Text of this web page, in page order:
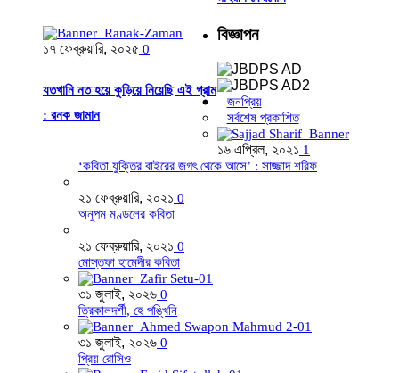
১৭ ফেব্রুয়ারি, ২০২৫ 0
যতখানি নত হয়ে কুড়িয়ে নিয়েছি এই গ্রাম
: রনক জামান
বিজ্ঞাপন
জনপ্রিয়
সর্বশেষ প্রকাশিত
১৬ এপ্রিল, ২০২১ 1
‘কবিতা যুক্তির বাইরের জগৎ থেকে আসে’ : সাজ্জাদ শরিফ
২১ ফেব্রুয়ারি, ২০২১ 0
অনুপম মণ্ডলের কবিতা
২১ ফেব্রুয়ারি, ২০২১ 0
মোস্তফা হামেদীর কবিতা
৩১ জুলাই, ২০২৬ 0
ত্রিকালদর্শী, হে পঙ্খিনি
৩১ জুলাই, ২০২৬ 0
প্রিয় রোসিও